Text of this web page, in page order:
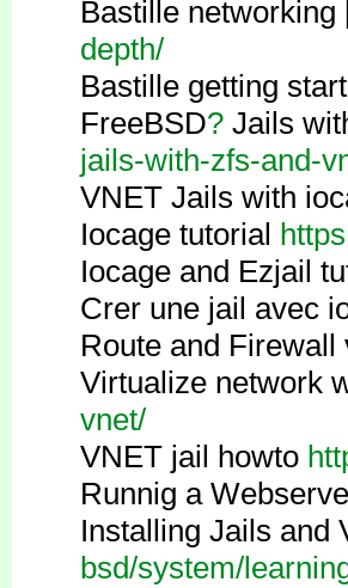
Bastille
depth/
Bastille getting
FreeBSD? Jails
jails-with-zfs-and-
VNET Jails with
Iocage tutorial
Iocage and Ezjail
Crer une jail avec
Route and
Virtualize network
vnet/
VNET jail howto
Runnig a
Installing Jails and
bsd/system/